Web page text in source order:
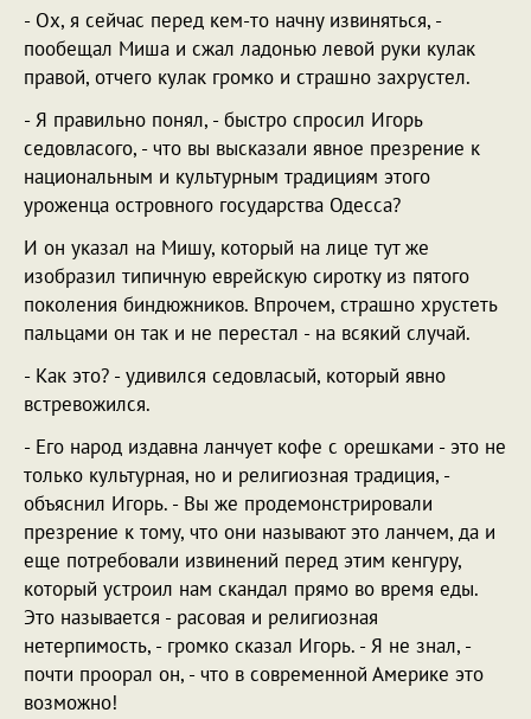
- Ох, я сейчас перед кем-то начну извиняться, -
пообещал Миша и сжал ладонью левой руки кулак
правой, отчего кулак громко и страшно захрустел.
- Я правильно понял, - быстро спросил Игорь
седовласого, - что вы высказали явное презрение к
национальным и культурным традициям этого
уроженца островного государства Одесса?
И он указал на Мишу, который на лице тут же
изобразил типичную еврейскую сиротку из пятого
поколения биндюжников. Впрочем, страшно хрустеть
пальцами он так и не перестал - на всякий случай.
- Как это? - удивился седовласый, который явно
встревожился.
- Его народ издавна ланчует кофе с орешками - это не
только культурная, но и религиозная традиция, -
объяснил Игорь. - Вы же продемонстрировали
презрение к тому, что они называют это ланчем, да и
еще потребовали извинений перед этим кенгуру,
который устроил нам скандал прямо во время еды.
Это называется - расовая и религиозная
нетерпимость, - громко сказал Игорь. - Я не знал, -
почти проорал он, - что в современной Америке это
возможно!